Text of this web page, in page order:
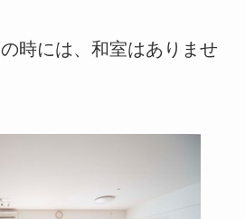
時には、和室はありませ